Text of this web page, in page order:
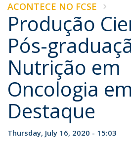
ACONTECE NO FCSE
Produção
Pós-
Nutrição em
Oncologia em
Destaque
Thursday, July 16, 2020 - 15:03